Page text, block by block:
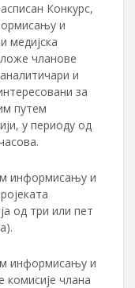
Конкурс,
и
медијска
чланове
и
за
путем
у периоду од
информисању и
од три или пет
информисању и
комисије члана